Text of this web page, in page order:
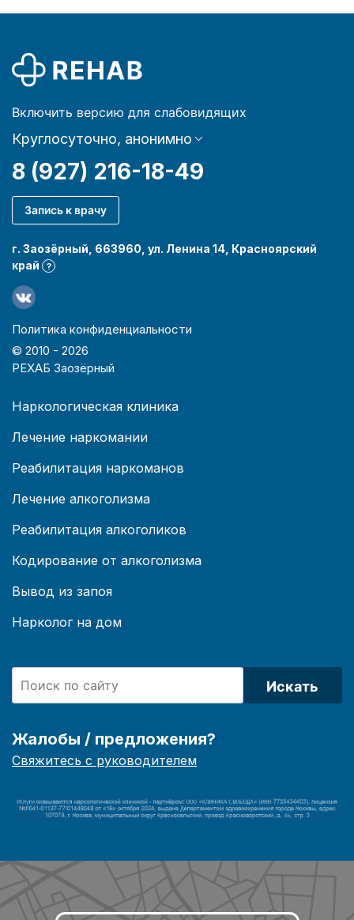
Включить версию для слабовидящих
Круглосуточно, анонимно
8 (927) 216-18-49
Запись к врачу
г. Заозёрный, 663960, ул. Ленина 14, Красноярский
край
?
Политика конфиденциальности
© 2010 - 2026
РЕХАБ Заозёрный
Наркологическая клиника
Лечение наркомании
Реабилитация наркоманов
Лечение алкоголизма
Реабилитация алкоголиков
Кодирование от алкоголизма
Вывод из запоя
Нарколог на дом
Искать
Жалобы / предложения?
Свяжитесь с руководителем